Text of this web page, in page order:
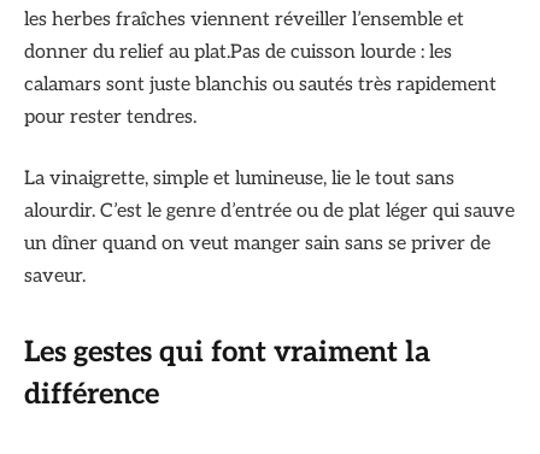
les herbes fraîches viennent réveiller l’ensemble et
donner du relief au plat.Pas de cuisson lourde : les
calamars sont juste blanchis ou sautés très rapidement
pour rester tendres.
La vinaigrette, simple et lumineuse, lie le tout sans
alourdir. C’est le genre d’entrée ou de plat léger qui sauve
un dîner quand on veut manger sain sans se priver de
saveur.
Les gestes qui font vraiment la
différence